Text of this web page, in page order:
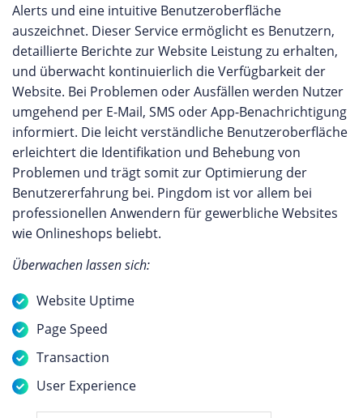
Alerts und eine intuitive Benutzeroberfläche
auszeichnet. Dieser Service ermöglicht es Benutzern,
detaillierte Berichte zur Website Leistung zu erhalten,
und überwacht kontinuierlich die Verfügbarkeit der
Website. Bei Problemen oder Ausfällen werden Nutzer
umgehend per E-Mail, SMS oder App-Benachrichtigung
informiert. Die leicht verständliche Benutzeroberfläche
erleichtert die Identifikation und Behebung von
Problemen und trägt somit zur Optimierung der
Benutzererfahrung bei. Pingdom ist vor allem bei
professionellen Anwendern für gewerbliche Websites
wie Onlineshops beliebt.
Überwachen lassen sich:
Website Uptime
Page Speed
Transaction
User Experience